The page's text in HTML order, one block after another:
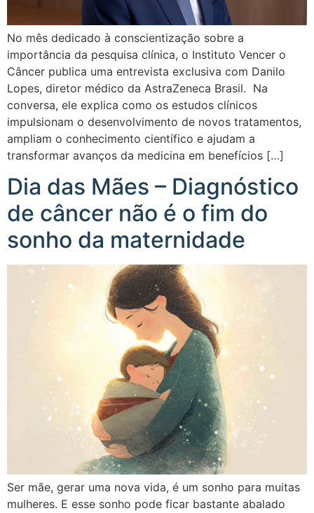
No mês dedicado à conscientização sobre a
importância da pesquisa clínica, o Instituto Vencer o
Câncer publica uma entrevista exclusiva com Danilo
Lopes, diretor médico da AstraZeneca Brasil. Na
conversa, ele explica como os estudos clínicos
impulsionam o desenvolvimento de novos tratamentos,
ampliam o conhecimento científico e ajudam a
transformar avanços da medicina em benefícios […]
Dia das Mães – Diagnóstico
de câncer não é o fim do
sonho da maternidade
Ser mãe, gerar uma nova vida, é um sonho para muitas
mulheres. E esse sonho pode ficar bastante abalado